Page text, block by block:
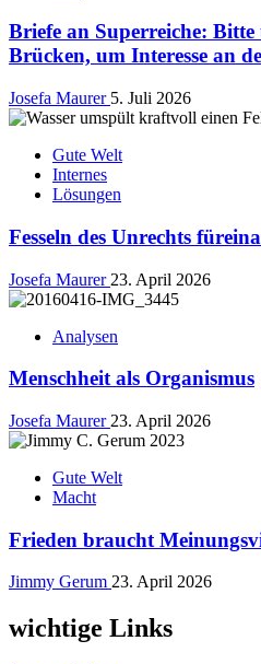
Briefe an Superreiche:
Brücken, um Interesse an
Josefa Maurer 5. Juli 2026
Gute Welt
Internes
Lösungen
Fesseln des Unrechts
Josefa Maurer 23. April 2026
Analysen
Menschheit als Organismus
Josefa Maurer 23. April 2026
Gute Welt
Macht
Frieden braucht
Jimmy Gerum 23. April 2026
wichtige Links